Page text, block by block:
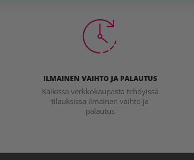
ILMAINEN VAIHTO JA PALAUTUS
Kaikissa verkkokaupasta tehdyissä
tilauksissa ilmainen vaihto ja
palautus